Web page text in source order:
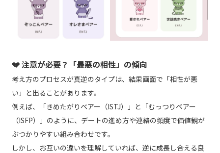
💔 注意が必要？「最悪の相性」の傾向
考え方のプロセスが真逆のタイプは、結果画面で「相性が悪
い」と出ることがあります。
例えば、「きめたがりベアー（ISTJ）」と「むっつりベアー
（ISFP）」のように、デートの進め方や連絡の頻度で価値観が
ぶつかりやすい組み合わせです。
しかし、お互いの違いを理解していれば、逆に成長し合える良